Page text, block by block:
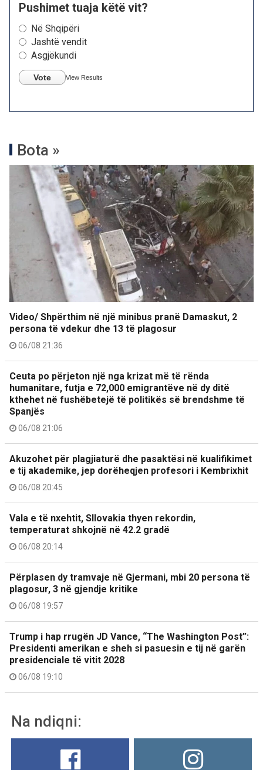
Pushimet tuaja këtë vit?
Në Shqipëri
Jashtë vendit
Asgjëkundi
Vote View Results
Bota »
Video/ Shpërthim në një minibus pranë Damaskut, 2
persona të vdekur dhe 13 të plagosur
06/08 21:36
Ceuta po përjeton një nga krizat më të rënda
humanitare, futja e 72,000 emigrantëve në dy ditë
kthehet në fushëbetejë të politikës së brendshme të
Spanjës
06/08 21:06
Akuzohet për plagjiaturë dhe pasaktësi në kualifikimet
e tij akademike, jep dorëheqjen profesori i Kembrixhit
06/08 20:45
Vala e të nxehtit, Sllovakia thyen rekordin,
temperaturat shkojnë në 42.2 gradë
06/08 20:14
Përplasen dy tramvaje në Gjermani, mbi 20 persona të
plagosur, 3 në gjendje kritike
06/08 19:57
Trump i hap rrugën JD Vance, “The Washington Post”:
Presidenti amerikan e sheh si pasuesin e tij në garën
presidenciale të vitit 2028
06/08 19:10
Na ndiqni: